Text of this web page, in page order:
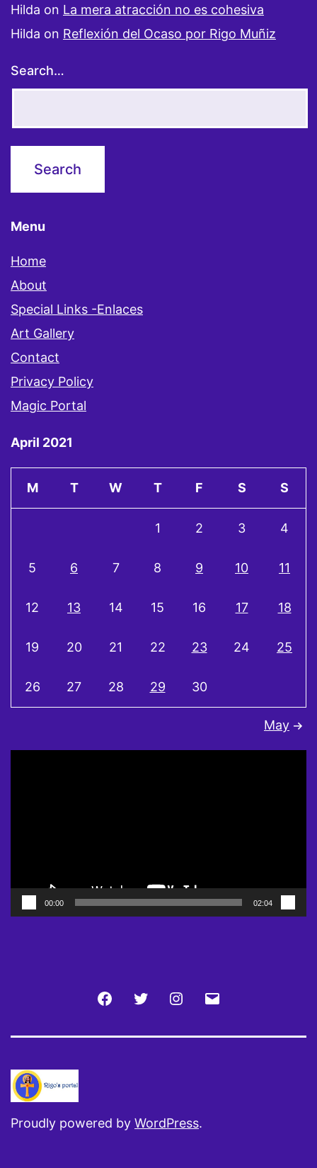
Hilda on La mera atracción no es cohesiva
Hilda on Reflexión del Ocaso por Rigo Muñiz
Search…
Menu
Home
About
Special Links -Enlaces
Art Gallery
Contact
Privacy Policy
Magic Portal
April 2021
M T W T F S S
1 2 3 4
5 6 7 8 9 10 11
12 13 14 15 16 17 18
19 20 21 22 23 24 25
26 27 28 29 30
May
00:00 02:04
FacebookTwitter Instagram
Proudly powered by WordPress.